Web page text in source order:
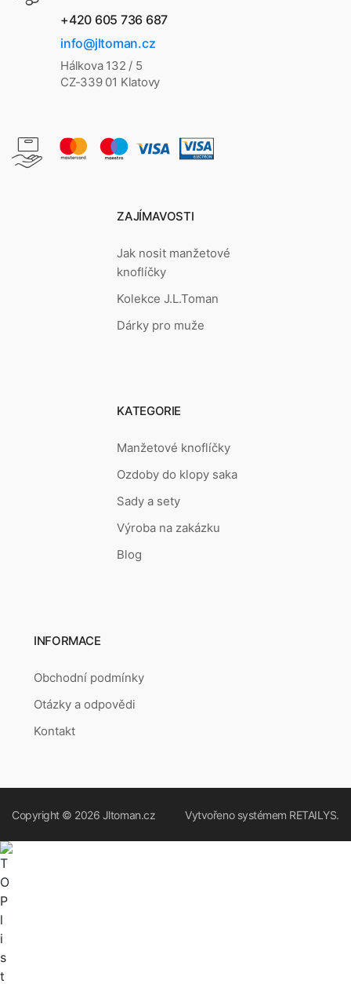
+420 605 736 687
info@jltoman.cz
Hálkova 132 / 5
CZ-339 01 Klatovy
ZAJÍMAVOSTI
Jak nosit manžetové
knoflíčky
Kolekce J.L.Toman
Dárky pro muže
KATEGORIE
Manžetové knoflíčky
Ozdoby do klopy saka
Sady a sety
Výroba na zakázku
Blog
INFORMACE
Obchodní podmínky
Otázky a odpovědi
Kontakt
Copyright © 2026 Jltoman.cz Vytvořeno systémem RETAILYS.